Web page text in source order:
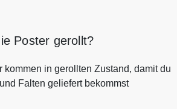
Poster gerollt?
kommen in gerollten Zustand, damit du
Falten geliefert bekommst